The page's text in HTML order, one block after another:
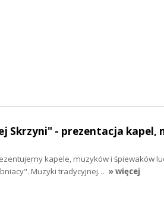
Skrzyni" - prezentacja kapel,
kapele, muzyków i śpiewaków
Muzyki tradycyjnej… » więcej